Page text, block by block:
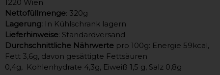
1220 Wien
Nettofüllmenge: 320g
Lagerung: In Kühlschrank lagern
Lieferhinweise: Standardversand
Durchschnittliche Nährwerte pro 100g: Energie 59kcal,
Fett 3,6g, davon gesättigte Fettsäuren
0,4g, Kohlenhydrate 4,3g, Eiweiß 1,5 g, Salz 0,8g